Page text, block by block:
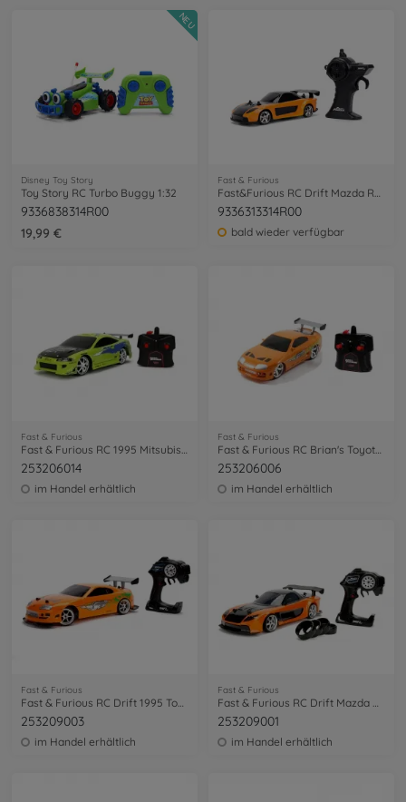
Disney Toy Story
Toy Story RC Turbo Buggy 1:32
9336838314R00
19,99 €
NEU
Fast & Furious
Fast&Furious RC Drift Mazda RX-7 1:24
9336313314R00
bald wieder verfügbar
Fast & Furious
253206014
im Handel erhältlich
Fast & Furious
253206006
im Handel erhältlich
Fast & Furious
253209003
im Handel erhältlich
Fast & Furious
253209001
im Handel erhältlich